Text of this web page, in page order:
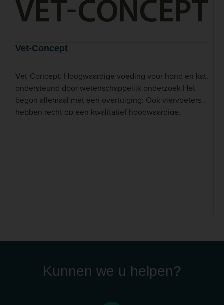
Vet-Concept
Vet-Concept: Hoogwaardige voeding voor hond en kat,
ondersteund door wetenschappelijk onderzoek Het
begon allemaal met een overtuiging: Ook viervoeters
hebben recht op een kwalitatief hoogwaardige,
Geit, Vet-Concept Paard, Vet-Concept Hert, en Vet-
gevoelige spijsverteringen of allergieën. Lees meer
Kunnen we u helpen?